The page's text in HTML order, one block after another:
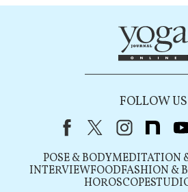
FOLLOW US
FacebookX（旧Twitter）
instagram
note
POSE & BODYMEDITATION
INTERVIEWFOODFASHION &
HOROSCOPE